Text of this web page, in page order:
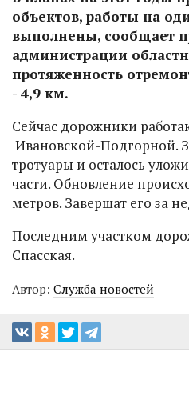
объектов, работы на
выполнены, сообщает
администрации
протяженность
- 4,9 км.
Сейчас дорожники
Ивановской-Подгорной.
тротуары и осталось
части. Обновление
метров. Завершат его за
Последним участком
Спасская.
Автор: Служба новостей